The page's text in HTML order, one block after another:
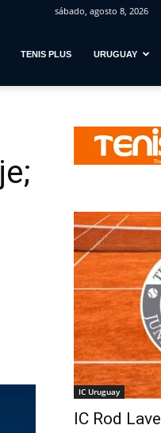
sábado, agosto 8, 2026
TENIS PLUS URUGUAY
IC Uruguay
IC Rod